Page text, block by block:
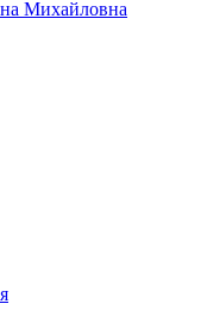
Михайловна